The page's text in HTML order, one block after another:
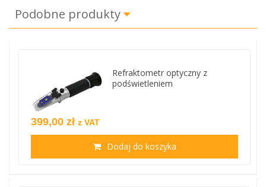
Podobne produkty
Refraktometr optyczny z
podświetleniem
399,00 zł z VAT
Dodaj do koszyka